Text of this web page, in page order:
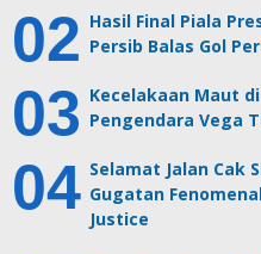
Hasil Final Piala
Persib Balas Gol
Kecelakaan Maut
Pengendara Vega
Selamat Jalan Cak
Gugatan
Justice